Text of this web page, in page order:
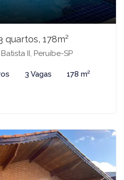
quartos, 178m²
II, Peruíbe-SP
3 Vagas 178 m²